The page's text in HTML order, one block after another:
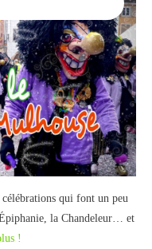
célébrations qui font un peu
la Chandeleur… et
!